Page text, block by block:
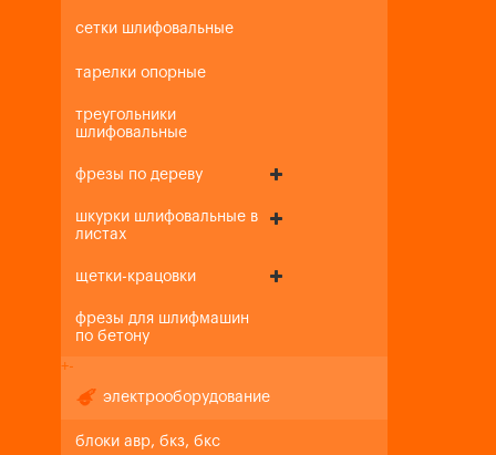
сетки шлифовальные
тарелки опорные
треугольники
шлифовальные
фрезы по дереву
шкурки шлифовальные в
листах
щетки-крацовки
фрезы для шлифмашин
по бетону
+-
электрооборудование
блоки авр, бкз, бкс